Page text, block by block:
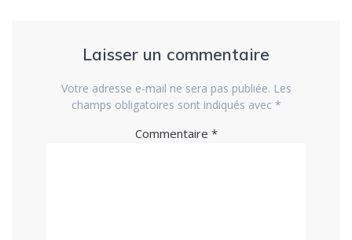
Laisser un commentaire
Votre adresse e-mail ne sera pas publiée. Les
champs obligatoires sont indiqués avec *
Commentaire *